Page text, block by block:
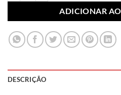
ADICIONAR
DESCRIÇÃO